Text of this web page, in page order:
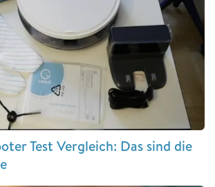
Test Vergleich: Das sind die